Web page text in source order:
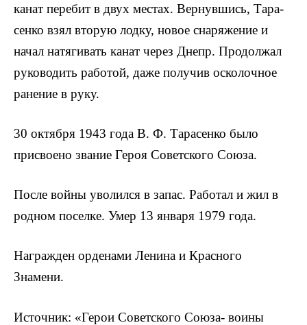
канат перебит в двух местах. Вернувшись, Тара­
сенко взял вторую лодку, новое снаряжение и
начал натягивать канат через Днепр. Продолжал
руководить работой, даже полу­чив осколочное
ранение в руку.
30 октября 1943 года В. Ф. Тарасенко было
присвоено звание Героя Советского Союза.
После войны уволился в запас. Работал и жил в
родном по­селке. Умер 13 января 1979 года.
Награжден орденами Ленина и Красного
Знамени.
Источник: «Герои Советского Союза- воины